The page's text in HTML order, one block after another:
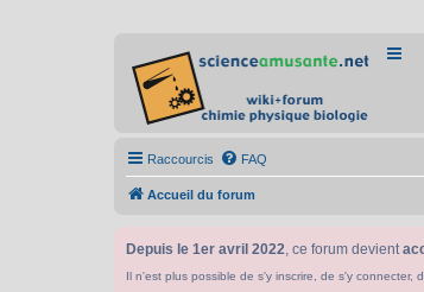
Raccourcis FAQ
Accueil du forum
Depuis le 1er avril 2022, ce forum devient
Il n'est plus possible de s'y inscrire, de s'y connecter,